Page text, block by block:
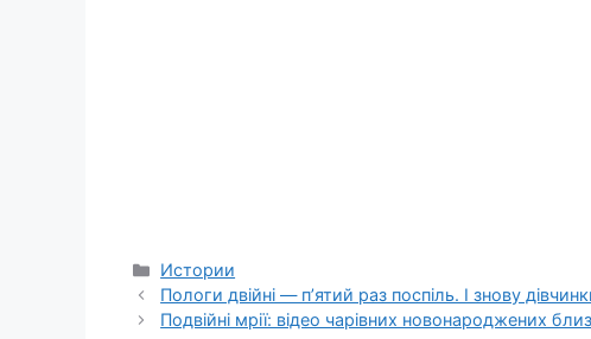
Categories
Истории
Пологи двійні — п’ятий раз поспіль. І знову
Подвійні мрії: відео чарівних новонароджених